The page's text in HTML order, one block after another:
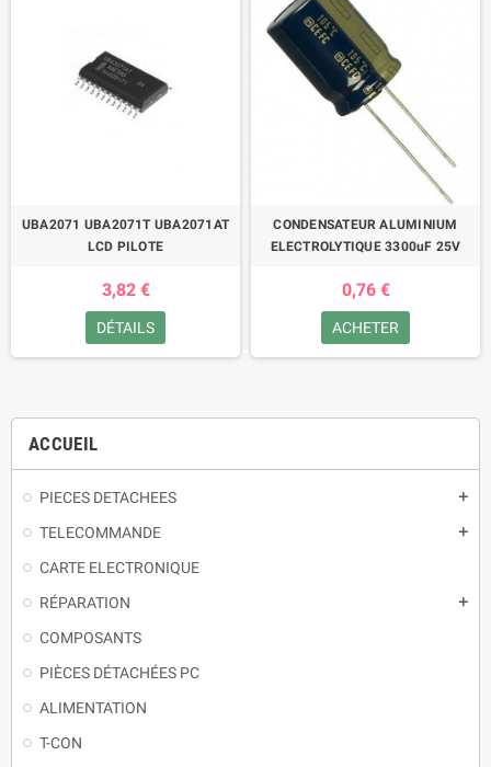
ACCUEIL
PIECES DETACHEES
TELECOMMANDE
CARTE ELECTRONIQUE
RÉPARATION
COMPOSANTS
PIÈCES DÉTACHÉES PC
ALIMENTATION
T-CON
UBA2071 UBA2071T UBA2071AT
LCD PILOTE
3,82 €
DÉTAILS
CONDENSATEUR ALUMINIUM
ELECTROLYTIQUE 3300uF 25V
0,76 €
ACHETER